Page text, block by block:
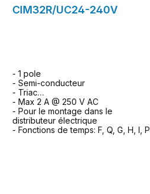
CIM32R/UC24-240V
- 1 pole
- Semi-conducteur
- Triac
- Max 2 A @ 250 V AC
- Pour le montage dans le
distributeur électrique
- Fonctions de temps: F, Q, G, H, I, P